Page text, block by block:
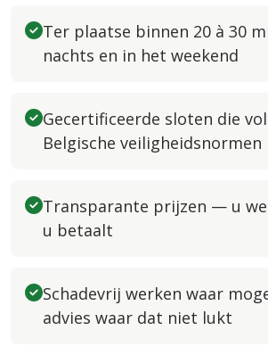
Ter plaatse binnen 20 à 30
nachts en in het weekend
Gecertificeerde sloten die
Belgische veiligheidsnormen
Transparante prijzen — u
u betaalt
Schadevrij werken waar
advies waar dat niet lukt